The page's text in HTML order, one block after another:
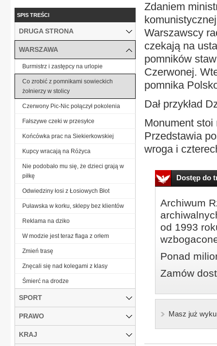
Zdaniem
Warszawscy
czekają na
pomników
Czerwonej.
pomnika
Dał przykład
Monument
Przedstawia
wroga i
Dostęp do
Archiwum
od 1993
Ponad
Zamów
Masz już
SPIS TREŚCI
DRUGA STRONA
WARSZAWA
Burmistrz i zastępcy na urlopie
Co zrobić z pomnikami sowieckich
żołnierzy w stolicy
Czerwony Pic-Nic połączył pokolenia
Fałszywe czeki w przesyłce
Końcówka prac na Siekierkowskiej
Kupcy wracają na Różyca
Nie podobało mu się, że dzieci grają w
piłkę
Odwiedziny łosi z Łosiowych Błot
Puławska w korku, sklepy bez klientów
Reklama na dziko
W modzie jest teraz flaga z orłem
Zmień trasę
Znęcali się nad kolegami z klasy
Śmierć na drodze
SPORT
PRAWO
KRAJ